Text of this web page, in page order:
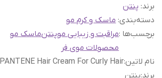
برند: پنتن
دسته‌بندی:ماسک و کرم مو
برچسب‌ها :مراقبت و زیبایی موپنتنماسک مو
محصولات موی فر
نام لاتین:
PANTENE Hair Cream For Curly Hair
برند:پنتن